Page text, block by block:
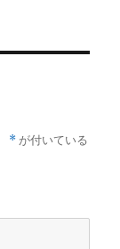
* が付いている